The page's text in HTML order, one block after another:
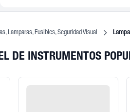
Lamparas, Fusibles, Seguridad Visual
DE INSTRUMENTOS